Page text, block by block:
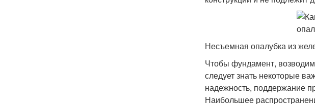
Несъемная опалубка из
Чтобы фундамент,
следует знать некоторые
надежность, поддержание
Наибольшее